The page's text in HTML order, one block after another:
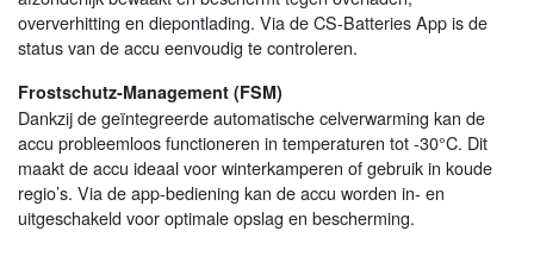
oververhitting en diepontlading. Via de CS-Batteries App is de
status van de accu eenvoudig te controleren.
Frostschutz-Management (FSM)
Dankzij de geïntegreerde automatische celverwarming kan de
accu probleemloos functioneren in temperaturen tot -30°C. Dit
maakt de accu ideaal voor winterkamperen of gebruik in koude
regio’s. Via de app-bediening kan de accu worden in- en
uitgeschakeld voor optimale opslag en bescherming.